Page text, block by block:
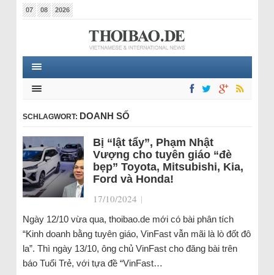
07 08 2026
SCHLAGWORT: DOANH SỐ
Bị “lật tẩy”, Phạm Nhật
Vượng cho tuyên giáo “đè
bẹp” Toyota, Mitsubishi, Kia,
Ford và Honda!
17/10/2024 |
Ngày 12/10 vừa qua, thoibao.de mới có bài phân tích
“Kinh doanh bằng tuyên giáo, VinFast vẫn mãi là lò đốt đô
la”. Thì ngày 13/10, ông chủ VinFast cho đăng bài trên
báo Tuổi Trẻ, với tựa đề “VinFast…